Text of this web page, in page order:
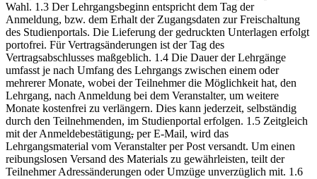
Wahl. 1.3 Der Lehrgangsbeginn entspricht dem Tag der
Anmeldung, bzw. dem Erhalt der Zugangsdaten zur Freischaltung
des Studienportals. Die Lieferung der gedruckten Unterlagen erfolgt
portofrei. Für Vertragsänderungen ist der Tag des
Vertragsabschlusses maßgeblich. 1.4 Die Dauer der Lehrgänge
umfasst je nach Umfang des Lehrgangs zwischen einem oder
mehrerer Monate, wobei der Teilnehmer die Möglichkeit hat, den
Lehrgang, nach Anmeldung bei dem Veranstalter, um weitere
Monate kostenfrei zu verlängern. Dies kann jederzeit, selbständig
durch den Teilnehmenden, im Studienportal erfolgen. 1.5 Zeitgleich
mit der Anmeldebestätigung, per E-Mail, wird das
Lehrgangsmaterial vom Veranstalter per Post versandt. Um einen
reibungslosen Versand des Materials zu gewährleisten, teilt der
Teilnehmer Adressänderungen oder Umzüge unverzüglich mit. 1.6